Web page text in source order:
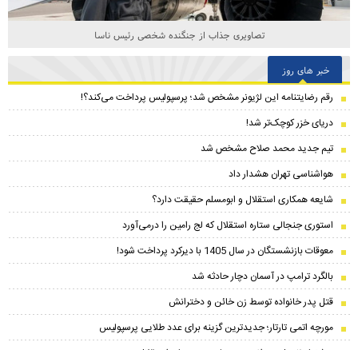
تصاویری جذاب از جنگنده شخصی رئیس ناسا
خبر های روز
رقم رضایتنامه این لژیونر مشخص شد؛ پرسپولیس پرداخت می‌کند؟!
دریای خزر کوچک‌تر شد!
تیم جدید محمد صلاح مشخص شد
هواشناسی تهران هشدار داد
شایعه همکاری استقلال و ابومسلم حقیقت دارد؟
استوری جنجالی ستاره استقلال که لج رامین را درمی‌آورد
معوقات بازنشستگان در سال 1405 با دیرکرد پرداخت شود!
بالگرد ترامپ در آسمان دچار حادثه شد
قتل پدر خانواده توسط زن خائن و دخترانش
مورچه اتمی تارتار؛ جدیدترین گزینه برای عدد طلایی پرسپولیس